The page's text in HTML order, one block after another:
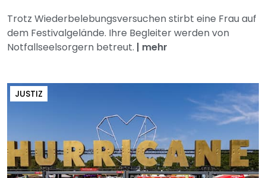
Trotz Wiederbelebungsversuchen stirbt eine Frau auf
dem Festivalgelände. Ihre Begleiter werden von
Notfallseelsorgern betreut. | mehr
JUSTIZ